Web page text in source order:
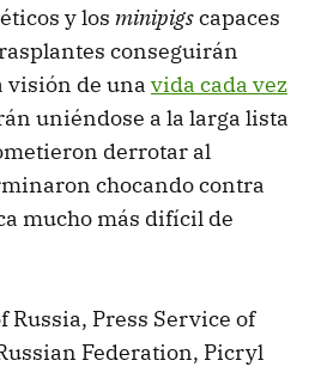
y los minipigscapaces
conseguirán
visión de una vida cada vez
uniéndose a la larga lista
derrotar al
chocando contra
mucho más difícil de
Russia, Press Service of
Federation, Picryl